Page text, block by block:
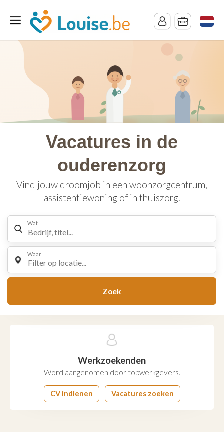
Vacatures in de
ouderenzorg
Vind jouw droomjob in een woonzorgcentrum,
assistentiewoning of in thuiszorg.
Wat
Waar
Filter op locatie...
Zoek
Werkzoekenden
Word aangenomen door topwerkgevers.
CV indienen Vacatures zoeken